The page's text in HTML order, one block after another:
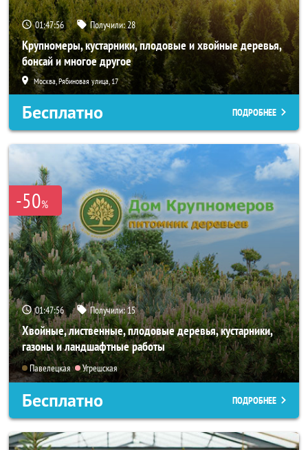
01:47:54 Получили:28
Крупномеры, кустарники, плодовые и хвойные деревья,
бонсай и многое другое
Москва, Рябиновая улица, 17
Бесплатно ПОДРОБНЕЕ
-50%
01:47:54 Получили:15
Хвойные, лиственные, плодовые деревья, кустарники,
газоны и ландшафтные работы
Павелецкая Угрешская
Бесплатно ПОДРОБНЕЕ